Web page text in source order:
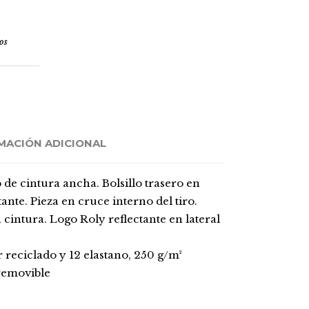
ADICIONAL
cintura ancha. Bolsillo trasero en
Pieza en cruce interno del tiro.
Logo Roly reflectante en lateral
y 12 elastano, 250 g/m²